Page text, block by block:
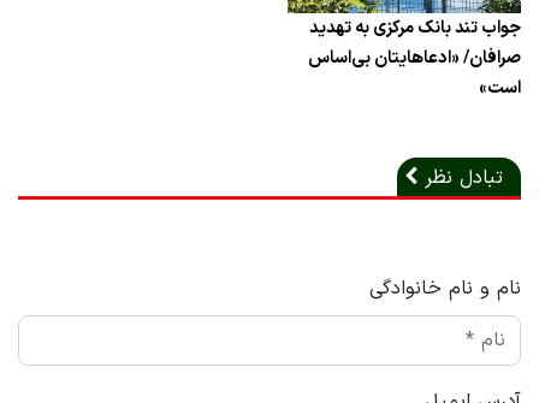
جواب تند بانک مرکزی به تهدید
صرافان/ «ادعاهایتان بی‌اساس
است»
تبادل نظر
نام و نام خانوادگی